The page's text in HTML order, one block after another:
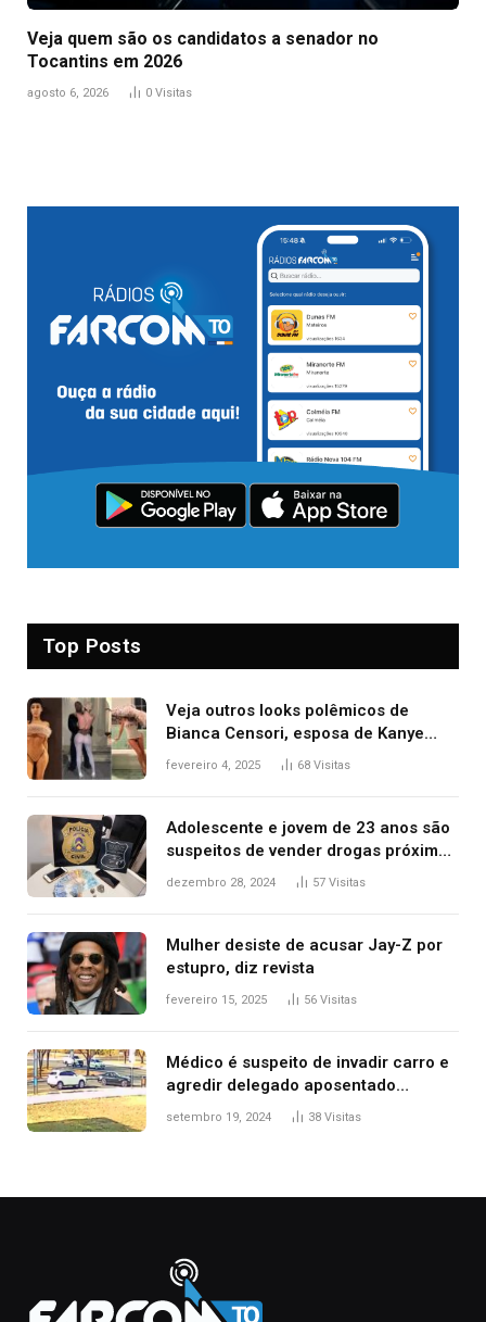
Veja quem são os candidatos a senador no
Tocantins em 2026
agosto 6, 2026 0 Visitas
Top Posts
Veja outros looks polêmicos de
Bianca Censori, esposa de Kanye
West que apareceu nua no Grammy
fevereiro 4, 2025 68 Visitas
Adolescente e jovem de 23 anos são
suspeitos de vender drogas próximo
de delegacia e escola, diz polícia
dezembro 28, 2024 57 Visitas
Mulher desiste de acusar Jay-Z por
estupro, diz revista
fevereiro 15, 2025 56 Visitas
Médico é suspeito de invadir carro e
agredir delegado aposentado
durante confusão no trânsito
setembro 19, 2024 38 Visitas